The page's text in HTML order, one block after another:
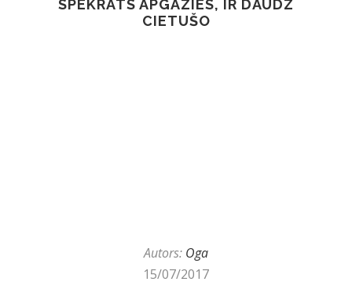
SPĒKRATS APGĀZIES, IR DAUDZ
CIETUŠO
Autors: Oga
15/07/2017